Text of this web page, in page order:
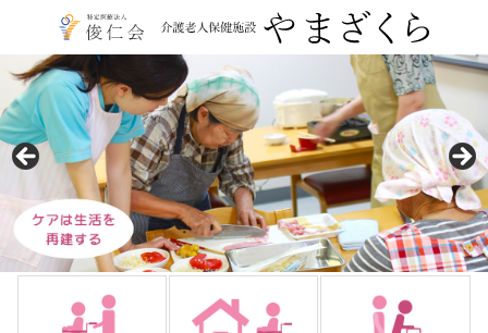
テ
ン
ツ
本
文
プ
介護老人保健施設 やま
ざくら